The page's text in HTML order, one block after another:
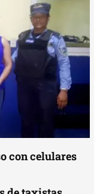
con celulares